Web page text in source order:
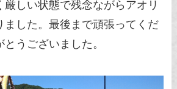
厳しい状態で残念ながらアオリ
ました。最後まで頑張ってくだ
うございました。